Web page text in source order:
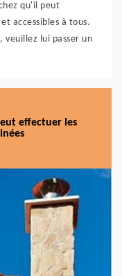
qu'il peut
accessibles à tous.
veuillez lui passer un
effectuer les